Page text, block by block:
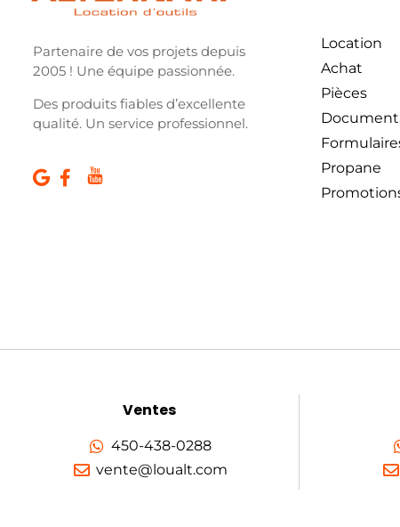
Partenaire de vos projets depuis
2005 ! Une équipe passionnée.
Des produits fiables d’excellente
qualité. Un service professionnel.
Location
Achat
Pièces
Propane
Ventes
450-438-0288
vente@loualt.com